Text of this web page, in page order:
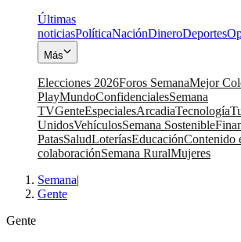
Últimas
noticiasPolíticaNaciónDineroDeportes
Más
Elecciones 2026Foros SemanaMejor
PlayMundoConfidencialesSemana
TVGenteEspecialesArcadiaTecnología
UnidosVehículosSemana Sostenible
PatasSaludLoteríasEducaciónContenido
colaboraciónSemana RuralMujeres
Semana|
Gente
Gente